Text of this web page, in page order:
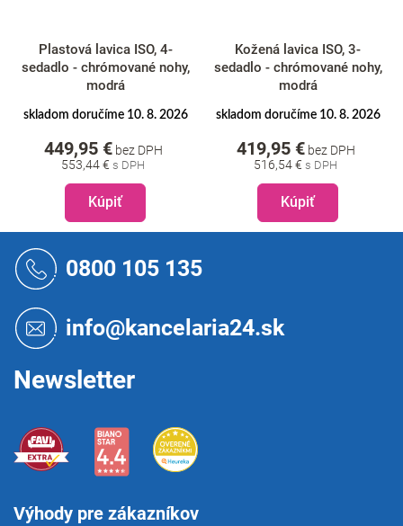
Plastová lavica ISO, 4-
sedadlo - chrómované nohy,
modrá
skladom doručíme 10. 8. 2026
553,44 €
449,95 €bez DPH
Kúpiť
Kožená lavica ISO, 3-
sedadlo - chrómované nohy,
modrá
skladom doručíme 10. 8. 2026
516,54 €
419,95 €bez DPH
Kúpiť
0800 105 135
info@kancelaria24.sk
Newsletter
Výhody pre zákazníkov